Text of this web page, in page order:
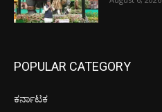
POPULAR CATEGORY
ಕರ್ನಾಟಕ